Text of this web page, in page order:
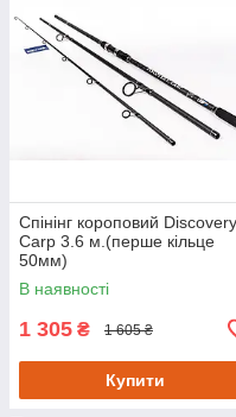
Спінінг короповий Discovery
Carp 3.6 м.(перше кільце
50мм)
В наявності
1 305 ₴ 1 605 ₴
Купити